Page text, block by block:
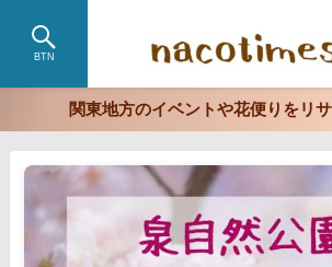
BTN
関東地方のイベントや花便りをリ